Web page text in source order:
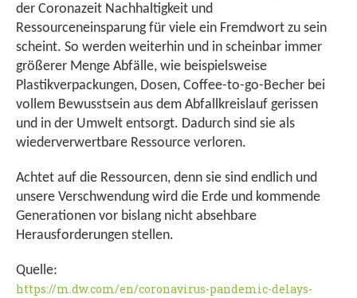
der Coronazeit Nachhaltigkeit und
Ressourceneinsparung für viele ein Fremdwort zu sein
scheint. So werden weiterhin und in scheinbar immer
größerer Menge Abfälle, wie beispielsweise
Plastikverpackungen, Dosen, Coffee-to-go-Becher bei
vollem Bewusstsein aus dem Abfallkreislauf gerissen
und in der Umwelt entsorgt. Dadurch sind sie als
wiederverwertbare Ressource verloren.
Achtet auf die Ressourcen, denn sie sind endlich und
unsere Verschwendung wird die Erde und kommende
Generationen vor bislang nicht absehbare
Herausforderungen stellen.
Quelle:
https://m.dw.com/en/coronavirus-pandemic-delays-